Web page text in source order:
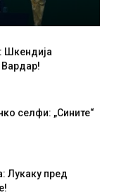
Шкендија
Вардар!
селфи: „Сините“
Лукаку пред